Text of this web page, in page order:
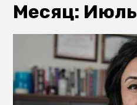
Месяц: